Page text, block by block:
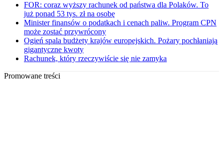
FOR: coraz wyższy rachunek od państwa dla Polaków. To
już ponad 53 tys. zł na osobę
Minister finansów o podatkach i cenach paliw. Program CPN
może zostać przywrócony
Ogień spala budżety krajów europejskich. Pożary pochłaniają
gigantyczne kwoty
Rachunek, który rzeczywiście się nie zamyka
Promowane treści